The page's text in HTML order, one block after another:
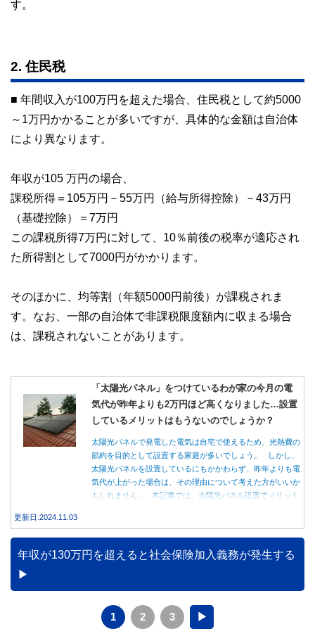
す。
2. 住民税
■ 年間収入が100万円を超えた場合、住民税として約5000
～1万円かかることが多いですが、具体的な金額は自治体
により異なります。
年収が105 万円の場合、
課税所得＝105万円－55万円（給与所得控除）－43万円
（基礎控除）＝7万円
この課税所得7万円に対して、10％前後の税率が適応され
た所得割として7000円がかかります。
そのほかに、均等割（年額5000円前後）が課税されま
す。なお、一部の自治体で非課税限度額内に収まる場合
は、課税されないことがあります。
「太陽光パネル」をつけているわが家の今月の電
気代が昨年よりも2万円ほど高くなりました…設置
しているメリットはもうないのでしょうか？
太陽光パネルで発電した電気は自宅で使えるため、光熱費の
節約を目的として設置する家庭が多いでしょう。 しかし、
太陽光パネルを設置しているにもかかわらず、昨年よりも電
気代が上がった場合は、その理由について考えた方がいいか
もしれません。 本記事では、太陽光パネル設置でメリット
更新日:2024.11.03
年収が130万円を超えると社会保険加入義務が発生する
1 2 3 ▶